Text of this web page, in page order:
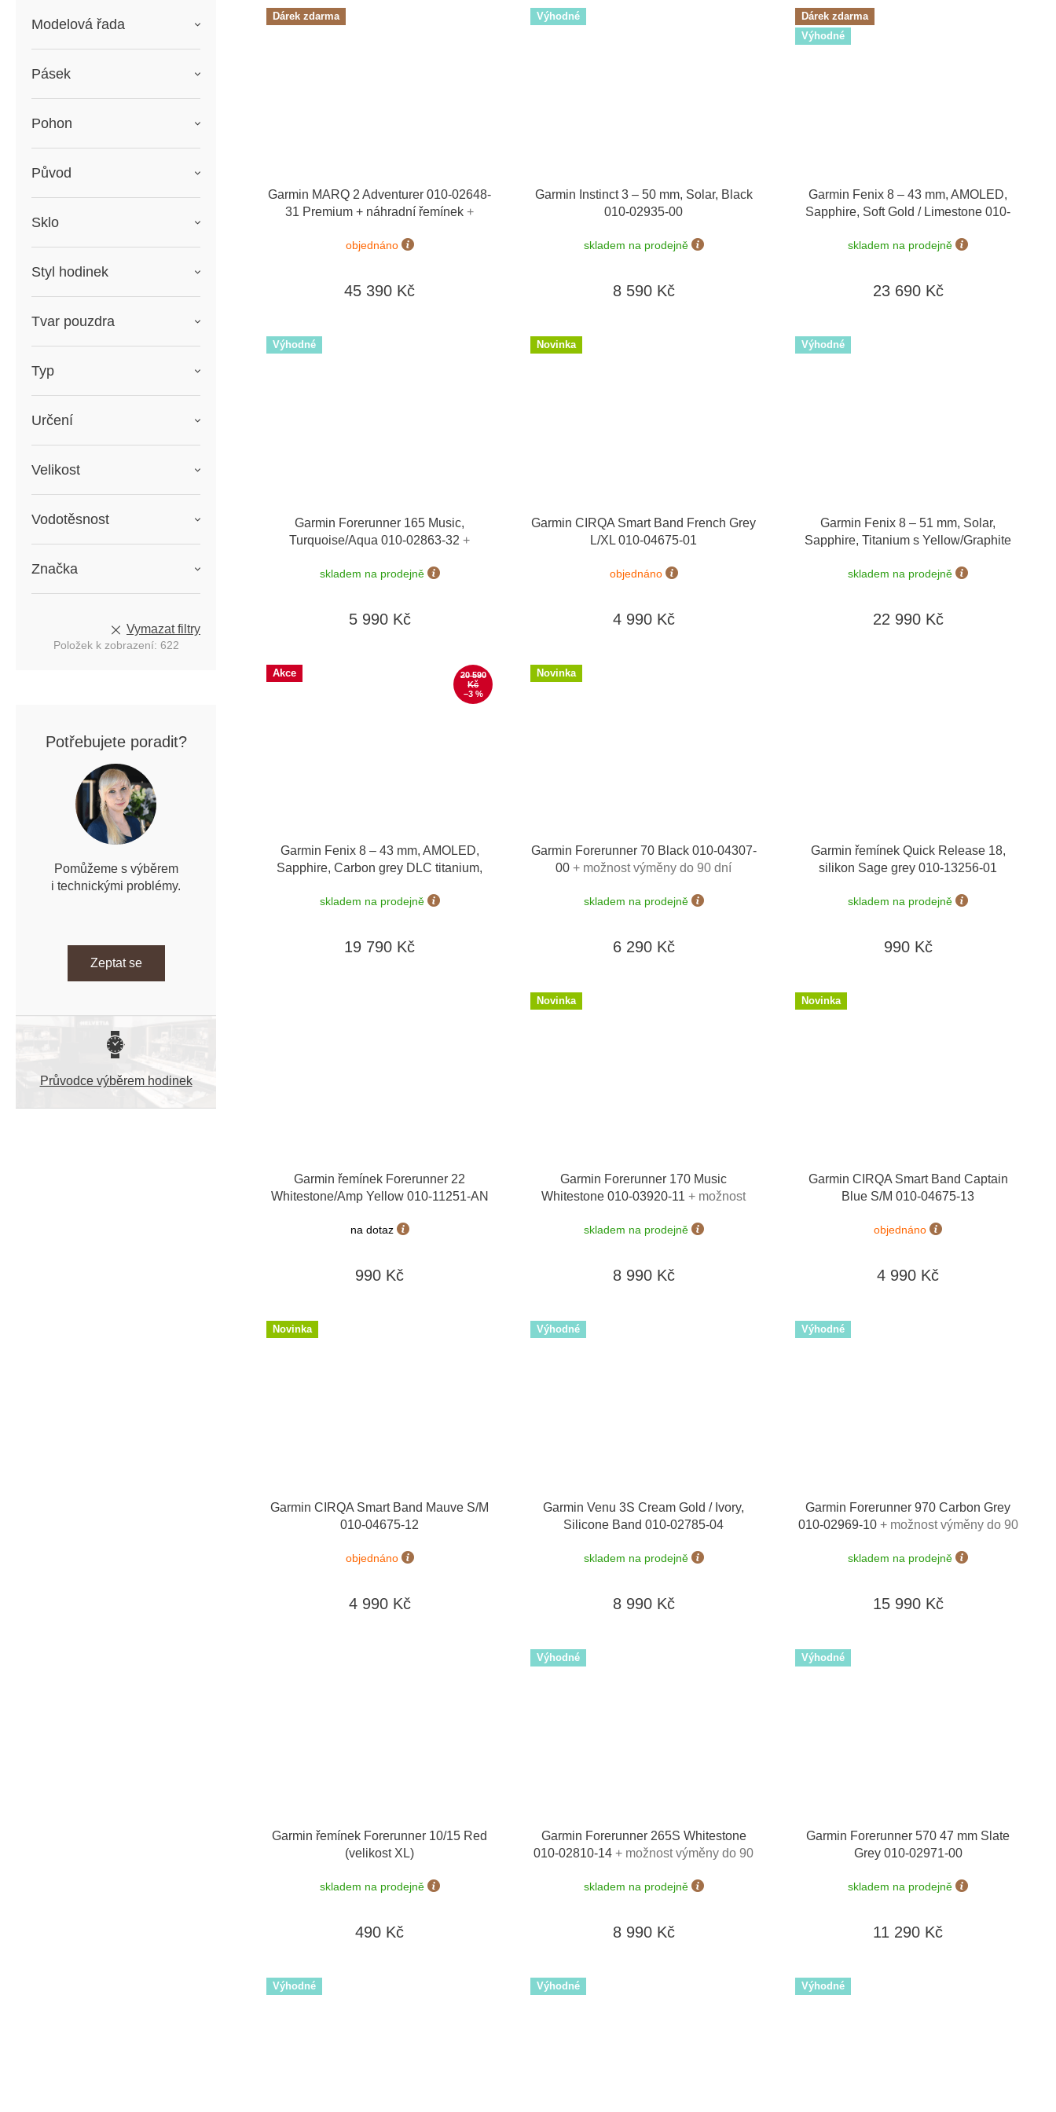
Modelová řada
Pásek
Pohon
Původ
Sklo
Styl hodinek
Tvar pouzdra
Typ
Určení
Velikost
Vodotěsnost
Značka
Vymazat filtry
Položek k zobrazení: 622
Potřebujete poradit?
Pomůžeme s výběrem
i technickými problémy.
Zeptat se
Průvodce výběrem hodinek
Dárek zdarma
Garmin MARQ 2 Adventurer 010-02648-
31 Premium + náhradní řemínek+
objednáno
45 390 Kč
Výhodné
Garmin Instinct 3 – 50 mm, Solar, Black
010-02935-00
skladem na prodejně
8 590 Kč
Dárek zdarma
Výhodné
Garmin Fenix 8 – 43 mm, AMOLED,
Sapphire, Soft Gold / Limestone 010-
Czech PRO Voucher + náušnice Guess
skladem na prodejně
23 690 Kč
Výhodné
Garmin Forerunner 165 Music,
Turquoise/Aqua 010-02863-32+
skladem na prodejně
5 990 Kč
Novinka
Garmin CIRQA Smart Band French Grey
L/XL 010-04675-01
objednáno
4 990 Kč
Výhodné
Garmin Fenix 8 – 51 mm, Solar,
Sapphire, Titanium s Yellow/Graphite
skladem na prodejně
22 990 Kč
Akce
20 590
Kč
–3 %
Garmin Fenix 8 – 43 mm, AMOLED,
Sapphire, Carbon grey DLC titanium,
skladem na prodejně
19 790 Kč
Novinka
Garmin Forerunner 70 Black 010-04307-
00+ možnost výměny do 90 dní
skladem na prodejně
6 290 Kč
Garmin řemínek Quick Release 18,
silikon Sage grey 010-13256-01
skladem na prodejně
990 Kč
Garmin řemínek Forerunner 22
Whitestone/Amp Yellow 010-11251-AN
na dotaz
990 Kč
Novinka
Garmin Forerunner 170 Music
Whitestone 010-03920-11+ možnost
skladem na prodejně
8 990 Kč
Novinka
Garmin CIRQA Smart Band Captain
Blue S/M 010-04675-13
objednáno
4 990 Kč
Novinka
Garmin CIRQA Smart Band Mauve S/M
010-04675-12
objednáno
4 990 Kč
Výhodné
Garmin Venu 3S Cream Gold / Ivory,
Silicone Band 010-02785-04
skladem na prodejně
8 990 Kč
Výhodné
Garmin Forerunner 970 Carbon Grey
010-02969-10 + možnost výměny do 90
skladem na prodejně
15 990 Kč
Garmin řemínek Forerunner 10/15 Red
(velikost XL)
skladem na prodejně
490 Kč
Výhodné
Garmin Forerunner 265S Whitestone
010-02810-14+ možnost výměny do 90
skladem na prodejně
8 990 Kč
Výhodné
Garmin Forerunner 570 47 mm Slate
Grey 010-02971-00
skladem na prodejně
11 290 Kč
Výhodné Výhodné Výhodné